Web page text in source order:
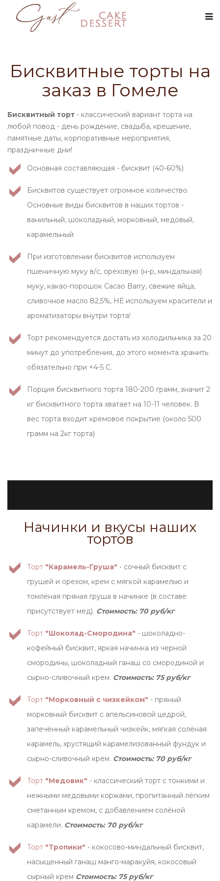
Бисквитные торты на
заказ в Гомеле
Бисквитный торт - классический вариант торта на
любой повод - день рождение, свадьба, крещение,
памятные даты, корпоративные мероприятия,
праздничные дни!
Основная составляющая - бисквит (40-60%)
Бисквитов существует огромное количество.
Основные виды бисквитов в наших тортов -
ванильный, шоколадный, морковный, медовый,
карамельный
При изготовлении бисквитов используем
пшеничную муку в/с, ореховую (н-р, миндальная)
муку, какао-порошок Cacao Barry, свежие яйца,
сливочное масло 82,5%, НЕ используем красители и
ароматизаторы внутри торта!
Торт рекомендуется достать из холодильника за 20
минут до употребления, до этого момента хранить
обязательно при +4-5 С.
Порция бисквитного торта 180-200 грамм, значит 2
кг бисквитного торта хватает на 10-11 человек. В
вес торта входит кремовое покрытие (около 500
грамм на 2кг торта)
Начинки и вкусы наших
тортов
Торт "Карамель-Груша" - сочный бисквит с
грушей и орехом, крем с мягкой карамелью и
томлёная пряная груша в начинке (в составе
присутствует мед). Стоимость: 70 руб/кг
Торт "Шоколад-Смородина" - шоколадно-
кофейный бисквит, яркая начинка из черной
смородины, шоколадный ганаш со смородиной и
сырно-сливочный крем. Стоимость: 75 руб/кг
Торт "Морковный с чизкейком" - пряный
морковный бисквит с апельсиновой цедрой,
запечённый карамельный чизкейк, мягкая солёная
карамель, хрустящий карамелизованный фундук и
сырно-сливочный крем. Стоимость: 70 руб/кг
Торт "Медовик" - классический торт с тонкими и
нежными медовыми коржами, пропитанный лёгким
сметанным кремом, с добавлением солёной
карамели. Стоимость: 70 руб/кг
Торт "Тропики" - кокосово-миндальный бисквит,
насыщенный ганаш манго-маракуйя, кокосовый
сырный крем Стоимость: 75 руб/кг